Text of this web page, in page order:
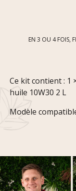
EN 3 OU 4 FOIS,
Ce kit contient : 1
huile 10W30 2 L
Modèle